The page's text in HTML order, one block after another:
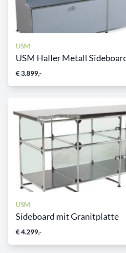
USM
USM Haller Metall
€ 3.899,-
USM
Sideboard mit Granitplatte
€ 4.299,-